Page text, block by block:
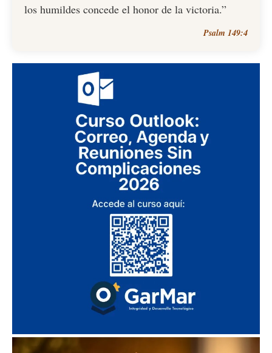
los humildes concede el honor de la victoria.”
Psalm 149:4